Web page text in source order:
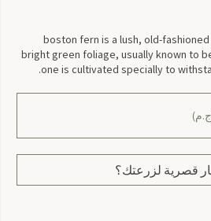
boston fern is a lush, old-
bright green foliage, usually known to
one is cultivated specially to
قصرية لزرعتك؟